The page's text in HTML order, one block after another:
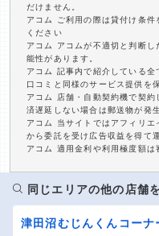
だけません。
アコム ご利用の際は貸付け条
ください
アコム アコムが不適切と判断
能性があります。
アコム 記事内で紹介している
口コミと同様のサービス提供を
アコム 店舗・自動契約機で契
済遅延しない場合は郵送物が発
アコム 当サイトではアフィリ
から委託を受け広告収益を得て
アコム 適用金利や利用極度額は
同じエリアの他の店舗
津田沼むじんくんコーナ